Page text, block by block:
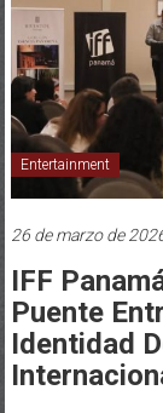
Entertainment
26 de marzo de
IFF
Puente
Identidad